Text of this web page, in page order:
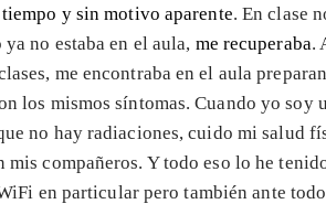
y sin motivo aparente. En clase
ya no estaba en el aula, me recuperaba.
me encontraba en el aula
los mismos síntomas. Cuando yo soy
no hay radiaciones, cuido mi salud
mis compañeros. Y todo eso lo he
en particular pero también ante